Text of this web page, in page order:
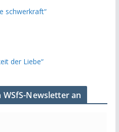
schwerkraft“
der Liebe“
Newsletter an